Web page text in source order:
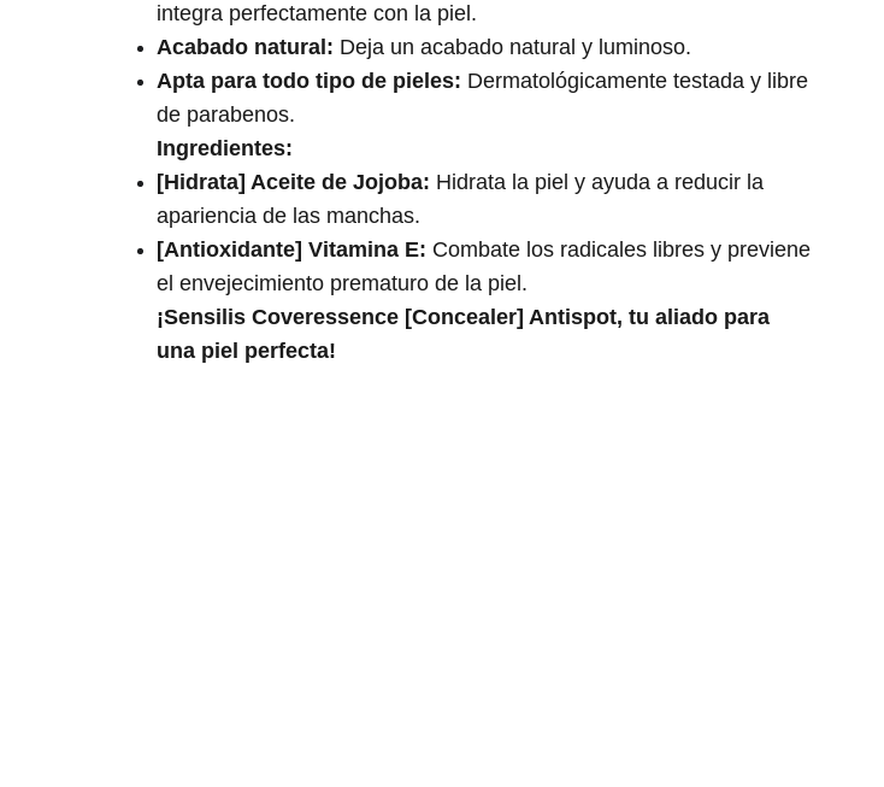
integra perfectamente con la piel.
Acabado natural: Deja un acabado natural y luminoso.
Apta para todo tipo de pieles: Dermatológicamente testada y libre
de parabenos.
Ingredientes:
[Hidrata] Aceite de Jojoba: Hidrata la piel y ayuda a reducir la
apariencia de las manchas.
[Antioxidante] Vitamina E: Combate los radicales libres y previene
el envejecimiento prematuro de la piel.
¡Sensilis Coveressence [Concealer] Antispot, tu aliado para
una piel perfecta!